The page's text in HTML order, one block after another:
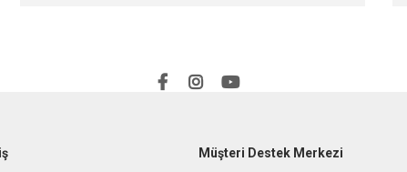
Müşteri Destek Merkezi